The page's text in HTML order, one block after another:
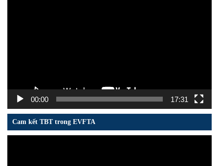
00:00 17:31
Cam kết TBT trong EVFTA